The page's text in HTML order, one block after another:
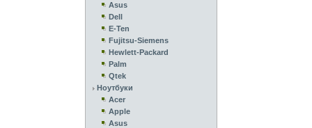
Asus
Dell
E-Ten
Fujitsu-Siemens
Hewlett-Packard
Palm
Qtek
Ноутбуки
Acer
Apple
Asus